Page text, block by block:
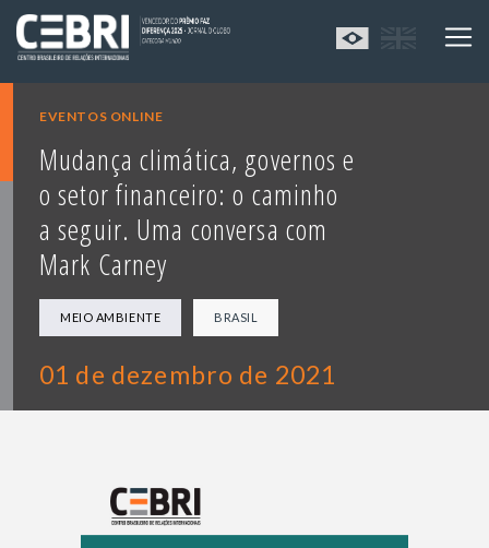
EVENTOS ONLINE
Mudança climática, governos e
o setor financeiro: o caminho
a seguir. Uma conversa com
Mark Carney
MEIO AMBIENTE BRASIL
01 de dezembro de 2021